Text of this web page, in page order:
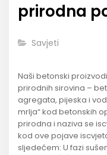
prirodna
Savjeti
Naši betonski
prirodnih sirovina –
agregata, pijeska i
mrlja“ kod betonskih
prirodna i naziva se
kod ove pojave
sljedećem: U fazi